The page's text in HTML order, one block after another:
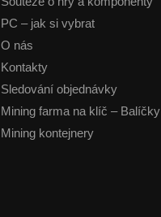
PC – jak si vybrat
O nás
Kontakty
Sledování objednávky
Mining farma na klíč – Balíčky
Mining kontejnery